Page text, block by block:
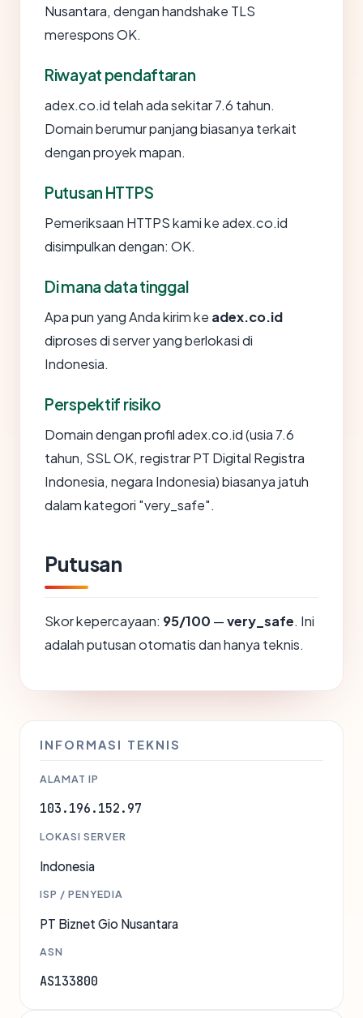
Nusantara, dengan handshake TLS
merespons OK.
Riwayat pendaftaran
adex.co.id telah ada sekitar 7.6 tahun.
Domain berumur panjang biasanya terkait
dengan proyek mapan.
Putusan HTTPS
Pemeriksaan HTTPS kami ke adex.co.id
disimpulkan dengan: OK.
Di mana data tinggal
Apa pun yang Anda kirim ke adex.co.id
diproses di server yang berlokasi di
Indonesia.
Perspektif risiko
Domain dengan profil adex.co.id (usia 7.6
tahun, SSL OK, registrar PT Digital Registra
Indonesia, negara Indonesia) biasanya jatuh
dalam kategori "very_safe".
Putusan
Skor kepercayaan: 95/100 —very_safe. Ini
adalah putusan otomatis dan hanya teknis.
INFORMASI TEKNIS
ALAMAT IP
103.196.152.97
LOKASI SERVER
Indonesia
ISP / PENYEDIA
PT Biznet Gio Nusantara
ASN
AS133800